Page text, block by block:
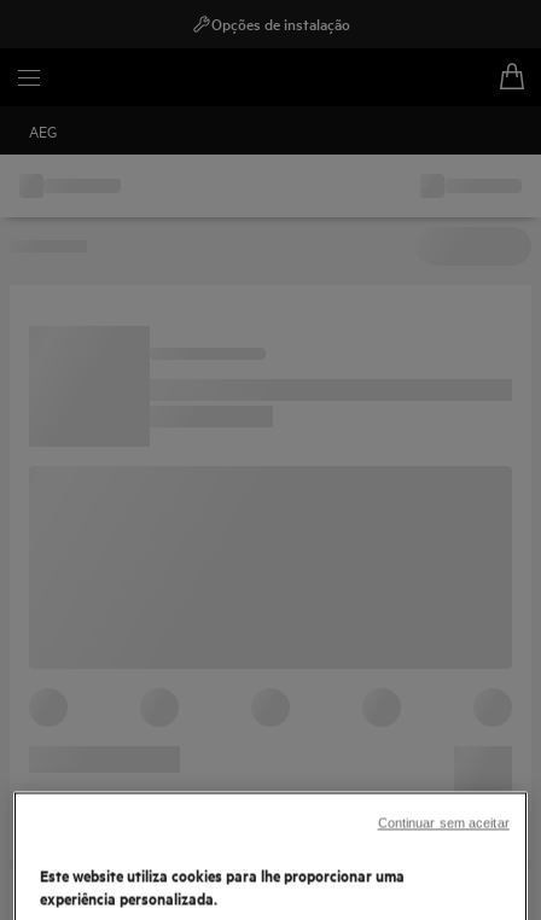
Opções de instalação
AEG
Este website utiliza cookies para lhe proporcionar uma
experiência personalizada.
Continuar sem aceitar